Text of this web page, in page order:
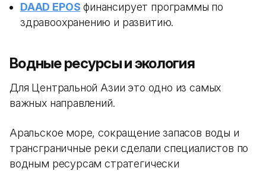
DAAD EPOS финансирует программы по
здравоохранению и развитию.
Водные ресурсы и экология
Для Центральной Азии это одно из самых
важных направлений.
Аральское море, сокращение запасов воды и
трансграничные реки сделали специалистов по
водным ресурсам стратегически